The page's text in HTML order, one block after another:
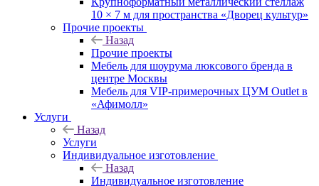
10 × 7 м для пространства «Дворец культур»
Прочие проекты
Назад
Прочие проекты
Мебель для шоурума люксового бренда в
центре Москвы
Мебель для VIP-примерочных ЦУМ Outlet в
«Афимолл»
Услуги
Назад
Услуги
Индивидуальное изготовление
Назад
Индивидуальное изготовление